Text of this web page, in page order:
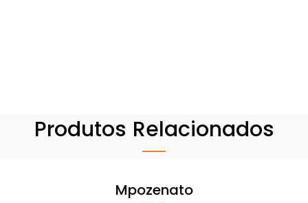
Produtos Relacionados
Mpozenato